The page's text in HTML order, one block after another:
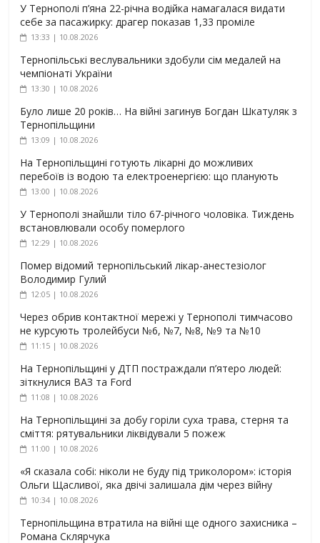
У Тернополі п’яна 22-річна водійка намагалася видати
себе за пасажирку: драгер показав 1,33 проміле
13:33 | 10.08.2026
Тернопільські веслувальники здобули сім медалей на
чемпіонаті України
13:30 | 10.08.2026
Було лише 20 років… На війні загинув Богдан Шкатуляк з
Тернопільщини
13:09 | 10.08.2026
На Тернопільщині готують лікарні до можливих
перебоїв із водою та електроенергією: що планують
13:00 | 10.08.2026
У Тернополі знайшли тіло 67-річного чоловіка. Тиждень
встановлювали особу померлого
12:29 | 10.08.2026
Помер відомий тернопільський лікар-анестезіолог
Володимир Гулий
12:05 | 10.08.2026
Через обрив контактної мережі у Тернополі тимчасово
не курсують тролейбуси №6, №7, №8, №9 та №10
11:15 | 10.08.2026
На Тернопільщині у ДТП постраждали п’ятеро людей:
зіткнулися ВАЗ та Ford
11:08 | 10.08.2026
На Тернопільщині за добу горіли суха трава, стерня та
сміття: рятувальники ліквідували 5 пожеж
11:00 | 10.08.2026
«Я сказала собі: ніколи не буду під триколором»: історія
Ольги Щасливої, яка двічі залишала дім через війну
10:34 | 10.08.2026
Тернопільщина втратила на війні ще одного захисника –
Романа Склярчука